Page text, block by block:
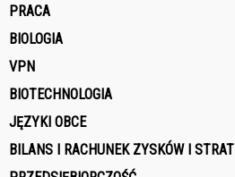
PRACA
BIOLOGIA
VPN
BIOTECHNOLOGIA
JĘZYKI OBCE
BILANS I RACHUNEK ZYSKÓW I STRAT